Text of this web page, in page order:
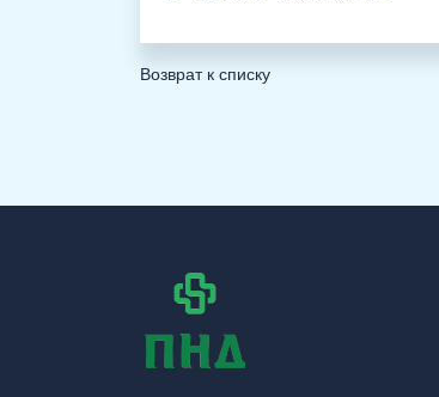
Возврат к списку